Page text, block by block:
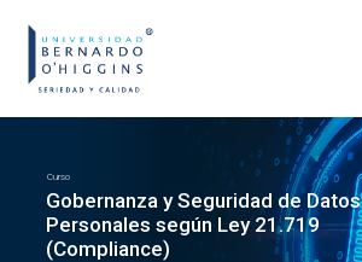
Curso
Gobernanza y Seguridad de Datos
Personales según Ley 21.719
(Compliance)